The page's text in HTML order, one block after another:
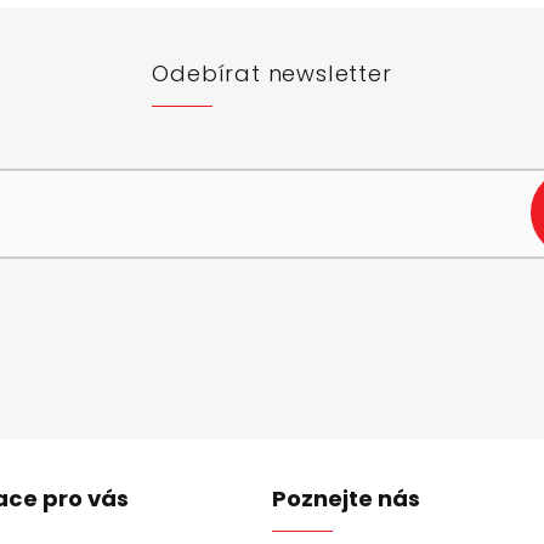
Odebírat newsletter
pro vás Poznejte nás